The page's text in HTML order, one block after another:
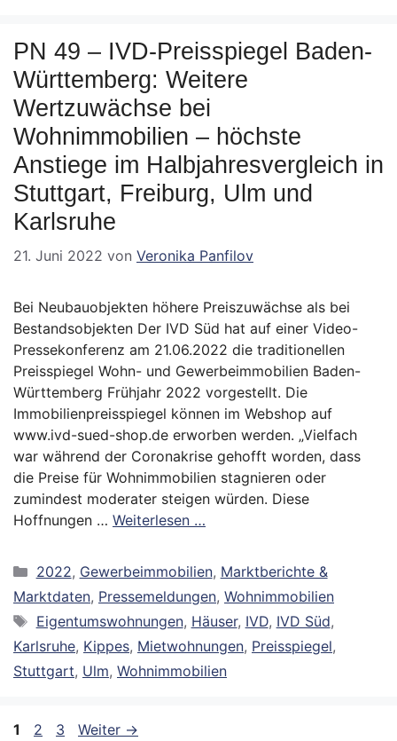
PN 49 – IVD-Preisspiegel Baden-
Württemberg: Weitere
Wertzuwächse bei
Wohnimmobilien – höchste
Anstiege im Halbjahresvergleich in
Stuttgart, Freiburg, Ulm und
Karlsruhe
21. Juni 2022 von Veronika Panfilov
Bei Neubauobjekten höhere Preiszuwächse als bei
Bestandsobjekten Der IVD Süd hat auf einer Video-
Pressekonferenz am 21.06.2022 die traditionellen
Preisspiegel Wohn- und Gewerbeimmobilien Baden-
Württemberg Frühjahr 2022 vorgestellt. Die
Immobilienpreisspiegel können im Webshop auf
www.ivd-sued-shop.de erworben werden. „Vielfach
war während der Coronakrise gehofft worden, dass
die Preise für Wohnimmobilien stagnieren oder
zumindest moderater steigen würden. Diese
Hoffnungen … Weiterlesen …
Kategorien
2022, Gewerbeimmobilien, Marktberichte &
Marktdaten, Pressemeldungen, Wohnimmobilien
Schlagwörter
Eigentumswohnungen, Häuser, IVD, IVD Süd,
Karlsruhe, Kippes, Mietwohnungen, Preisspiegel,
Stuttgart, Ulm, Wohnimmobilien
Seite
1 Seite
2 Seite
3 Weiter →